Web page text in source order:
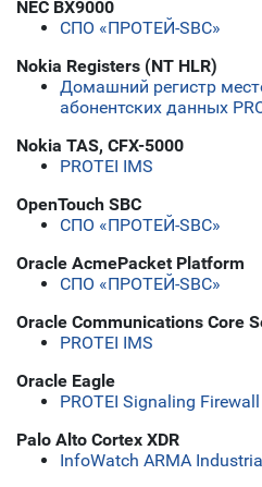
NEC BX9000
СПО «ПРОТЕЙ-SBC»
Nokia Registers (NT HLR)
Домашний регистр
абонентских данных
Nokia TAS, CFX-5000
PROTEI IMS
OpenTouch SBC
СПО «ПРОТЕЙ-SBC»
Oracle AcmePacket Platform
СПО «ПРОТЕЙ-SBC»
Oracle Communications Core
PROTEI IMS
Oracle Eagle
PROTEI Signaling Firewall
Palo Alto Cortex XDR
InfoWatch ARMA